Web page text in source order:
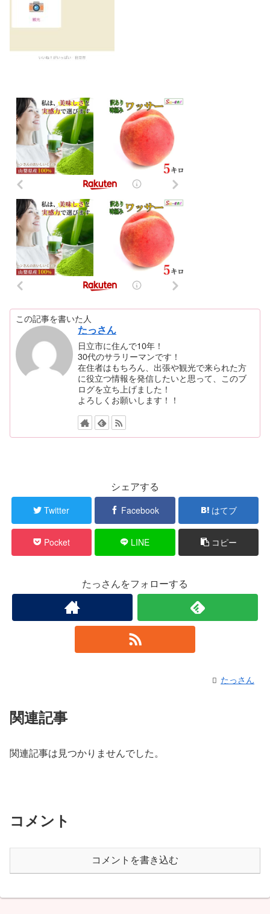
この記事を書いた人
たっさん
日立市に住んで10年！
30代のサラリーマンです！
在住者はもちろん、出張や観光で来られた方
に役立つ情報を発信したいと思って、このブ
ログを立ち上げました！
よろしくお願いします！！
シェアする
Twitter Facebook はてブ
Pocket LINE コピー
たっさんをフォローする
たっさん
関連記事
関連記事は見つかりませんでした。
コメント
コメントを書き込む